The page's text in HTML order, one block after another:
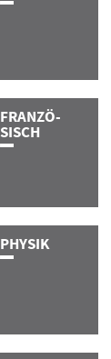
FRANZÖ-
SISCH
P­H­Y­­­S­I­K